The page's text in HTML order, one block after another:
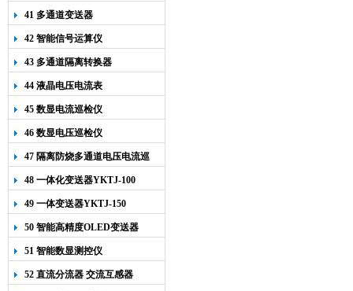
41 多通道变送器
42 智能信号运算仪
43 多通道隔离转换器
44 液晶电压电流表
45 数显电流巡检仪
46 数显电压巡检仪
47 隔离防烧多通道电压电流巡
检仪
48 一体化变送器YKTJ-100
49 一体变送器YKTJ-150
50 智能高精度OLED变送器
YK-218
51 智能数显测控仪
52 直流分流器 交流互感器